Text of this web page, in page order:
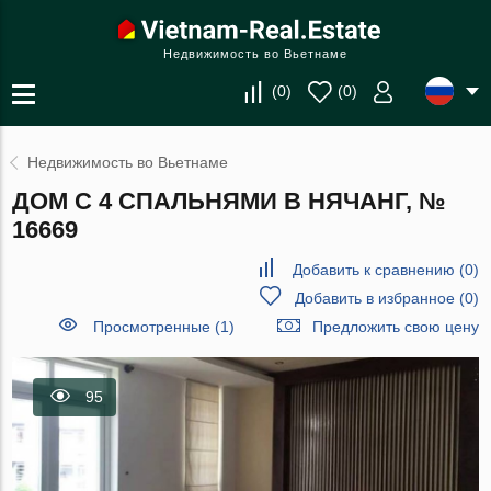
Недвижимость во Вьетнаме
(0) (0)
Недвижимость во Вьетнаме
ДОМ С 4 СПАЛЬНЯМИ В НЯЧАНГ, №
16669
Добавить к сравнению (0)
Добавить в избранное(0)
Просмотренные (1)
Предложить свою цену
95